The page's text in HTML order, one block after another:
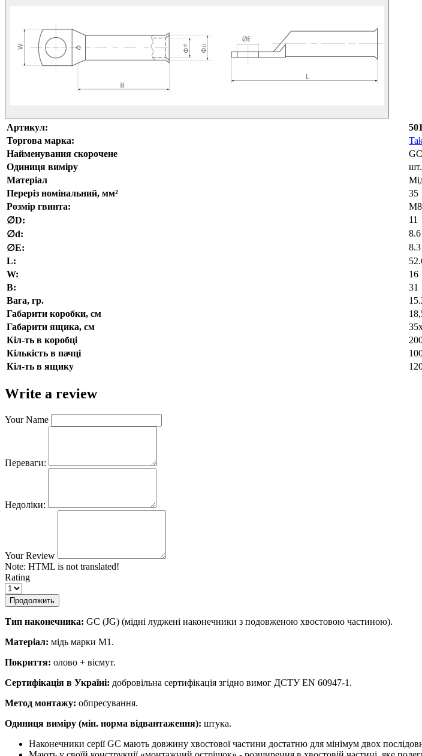
Артикул:
Торгова марка:
Найменування скорочене
Одиниця виміру
шт.
Матеріал
Переріз номінальний, мм²
35
Розмір гвинта:
М8
∅D:
11
∅d:
8.6
∅E:
8.3
L:
W:
16
В:
31
Вага, гр.
Габарити коробки, см
Габарити ящика, см
Кіл-ть в коробці
Кількість в пачці
Кіл-ть в ящику
Write a review
Your Name
Переваги:
Недоліки:
Your Review
Note: HTML is not translated!
Rating
Продолжить
Тип наконечника: GC (JG) (мідні луджені наконечники з подовженою хвостовою частиною).
Матеріал: мідь марки М1.
Покриття: олово + вісмут.
Сертифікація в Україні: добровільна сертифікація згідно вимог ДСТУ EN 60947-1.
Метод монтажу: обпресування.
Одиниця виміру (мін. норма відвантаження): штука.
Наконечники серії GC мають довжину хвостової частини достатню для мінімум двох